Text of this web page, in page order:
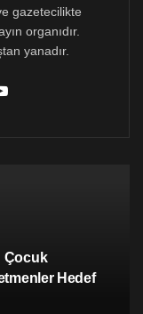
gazetecilikte
organıdır.
yanadır.
Çocuk
Hedef